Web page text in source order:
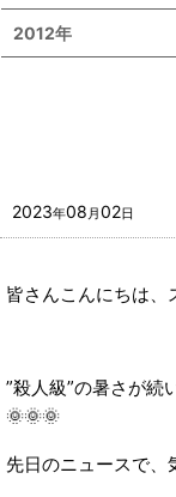
2023年08 月02日
皆さんこんにちは、
”殺人級”の暑さが続
🌞🌞🌞
先日のニュースで
2012年